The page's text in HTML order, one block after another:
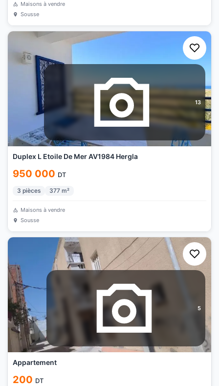
Maisons à vendre
Sousse
13
Duplex L Etoile De Mer AV1984 Hergla
950 000 DT
3 pièces 377 m²
Maisons à vendre
Sousse
5
Appartement
200 DT